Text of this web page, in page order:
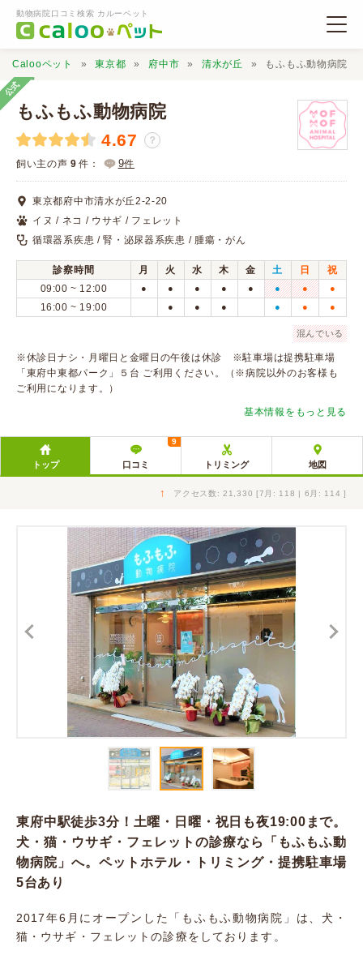
動物病院口コミ検索 カルーペット
動物病院検索
口コミ検索
Calooペットとは？
口コミ投稿
Calooペット 東京都 府中市 清水が丘 もふもふ動物病院
公式
もふもふ動物病院
4.67 ？
飼い主の声 9 件： 9件
東京都府中市清水が丘2-2-20
イヌ / ネコ / ウサギ / フェレット
循環器系疾患 / 腎・泌尿器系疾患 / 腫瘍・がん
診察時間 月 火 水 木 金 土 日
祝
09:00 ~ 12:00
● ● ● ● ● ● ● ●
16:00 ~ 19:00 ● ● ● ● ● ●
混んでいる
※休診日ナシ・月曜日と金曜日の午後は休診 ※駐車場は提携駐車場
「東府中東都パーク」５台 ご利用ください。（※病院以外のお客様も
ご利用になります。）
基本情報をもっと見る
トップ 口コミ
9
トリミング 地図
↑ アクセス数: 21,330 [7月: 118 | 6月: 114 ]
東府中駅徒歩3分！土曜・日曜・祝日も夜19:00まで。
犬・猫・ウサギ・フェレットの診療なら「もふもふ動
物病院」へ。ペットホテル・トリミング・提携駐車場
5台あり
2017年6月にオープンした「もふもふ動物病院」は、犬・
猫・ウサギ・フェレットの診療をしております。